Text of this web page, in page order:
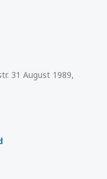
31 August 1989,